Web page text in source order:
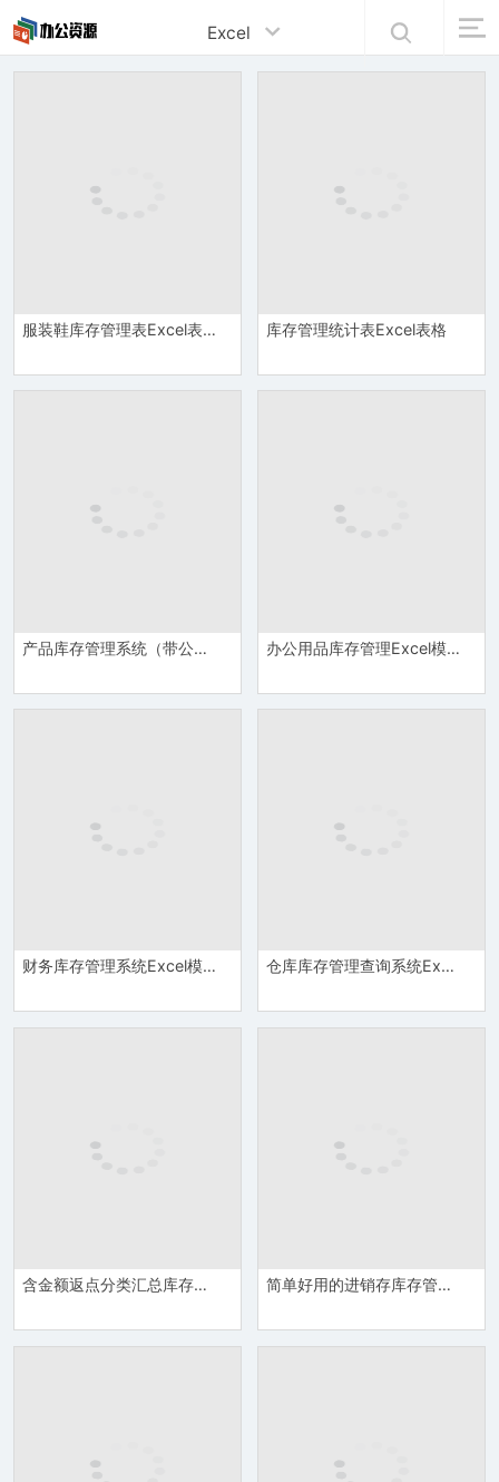
Excel
服装鞋库存管理表Excel表格模板 库存管理统计表Excel表格
产品库存管理系统（带公式）Excel模板 办公用品库存管理Excel模板
财务库存管理系统Excel模板 仓库库存管理查询系统Excel模板
含金额返点分类汇总库存管理表Excel模板 简单好用的进销存库存管理表Excel模板